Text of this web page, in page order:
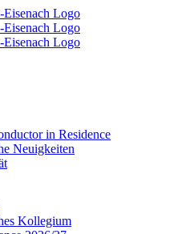
in Residence
Neuigkeiten
Kollegium